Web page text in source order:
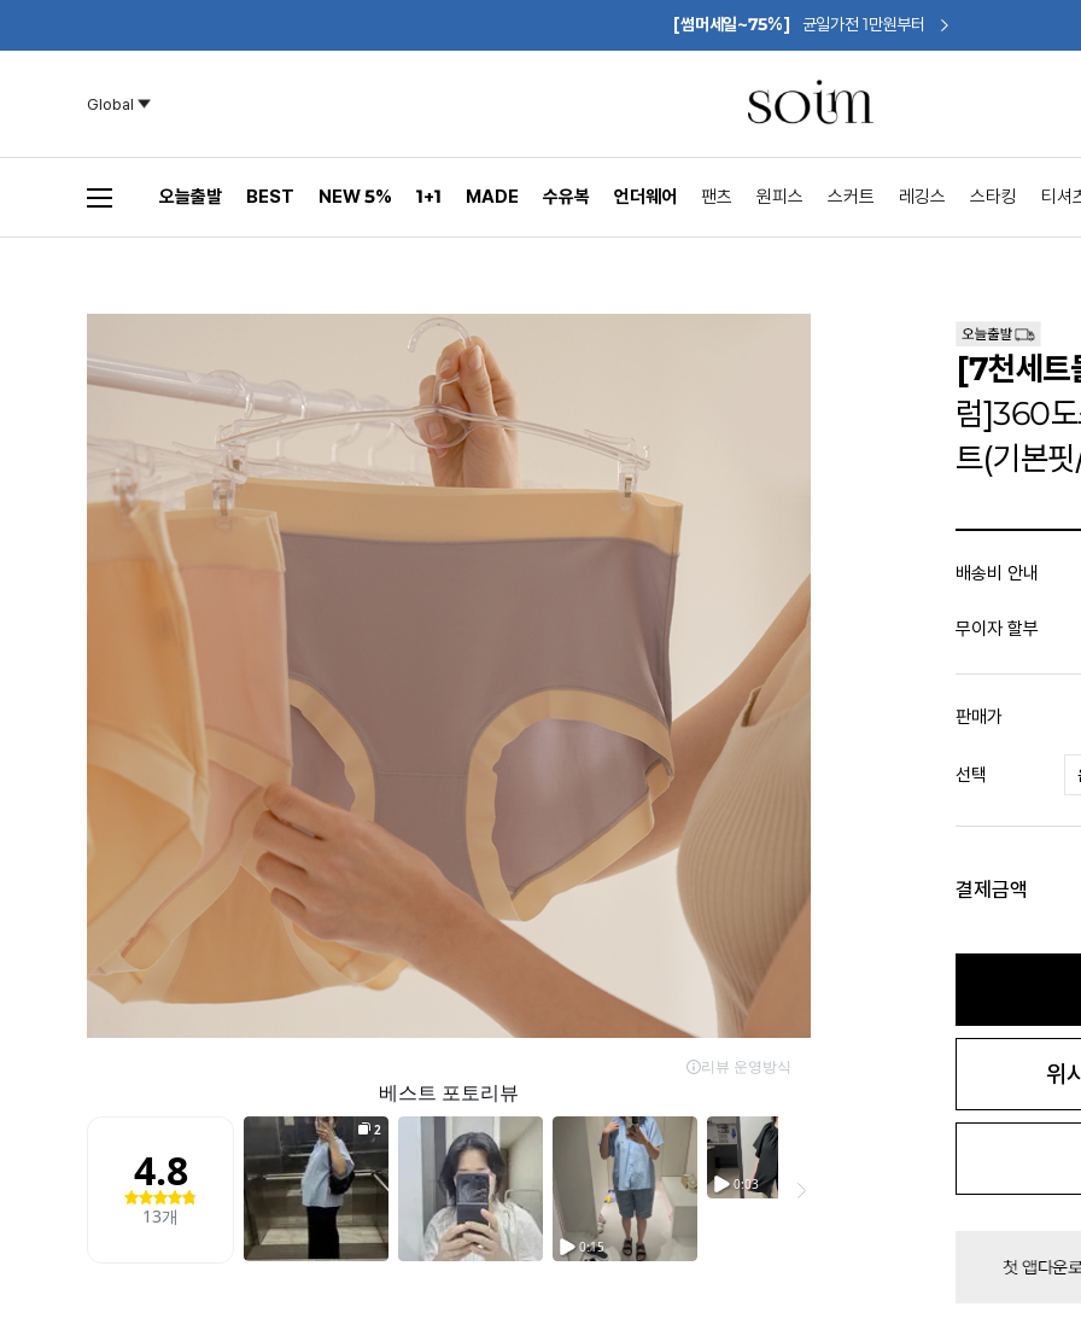
[썸머세일~75%] 균일가전 1만원부터
Global
오늘출발 BEST NEW 5% 1+1 MADE 수유복 언더웨어 팬츠 원피스 스커트 레깅스 스타킹 티셔
[7천세트
럼]360도
트(기본
배송비 안내
무이자 할부
판매가
선택
결제금액
위